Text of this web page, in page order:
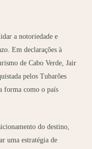
a notoriedade e
Em declarações à
de Cabo Verde, Jair
pelos Tubarões
forma como o país
do destino,
uma estratégia de